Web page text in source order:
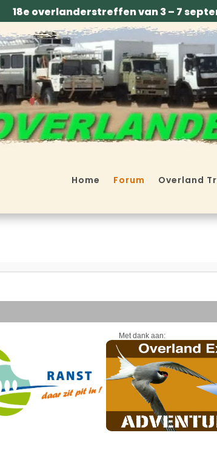
18e overlanderstreffen van 3 – 7
Home Forum Overland